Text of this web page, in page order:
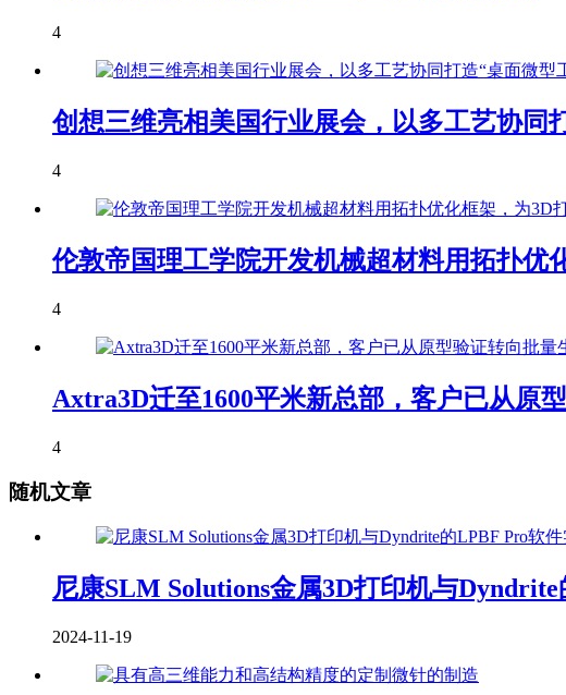
4
创想三维亮相美国行业展会，以多工艺协同
4
伦敦帝国理工学院开发机械超材料用拓扑优
4
Axtra3D迁至1600平米新总部，客户已从原
4
随机文章
尼康SLM Solutions金属3D打印机与
2024-11-19